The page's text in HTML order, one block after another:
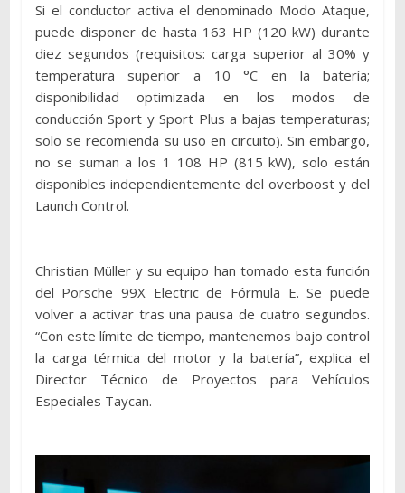
Si el conductor activa el denominado Modo Ataque,
puede disponer de hasta 163 HP (120 kW) durante
diez segundos (requisitos: carga superior al 30% y
temperatura superior a 10 °C en la batería;
disponibilidad optimizada en los modos de
conducción Sport y Sport Plus a bajas temperaturas;
solo se recomienda su uso en circuito). Sin embargo,
no se suman a los 1 108 HP (815 kW), solo están
disponibles independientemente del overboost y del
Launch Control.
Christian Müller y su equipo han tomado esta función
del Porsche 99X Electric de Fórmula E. Se puede
volver a activar tras una pausa de cuatro segundos.
“Con este límite de tiempo, mantenemos bajo control
la carga térmica del motor y la batería”, explica el
Director Técnico de Proyectos para Vehículos
Especiales Taycan.